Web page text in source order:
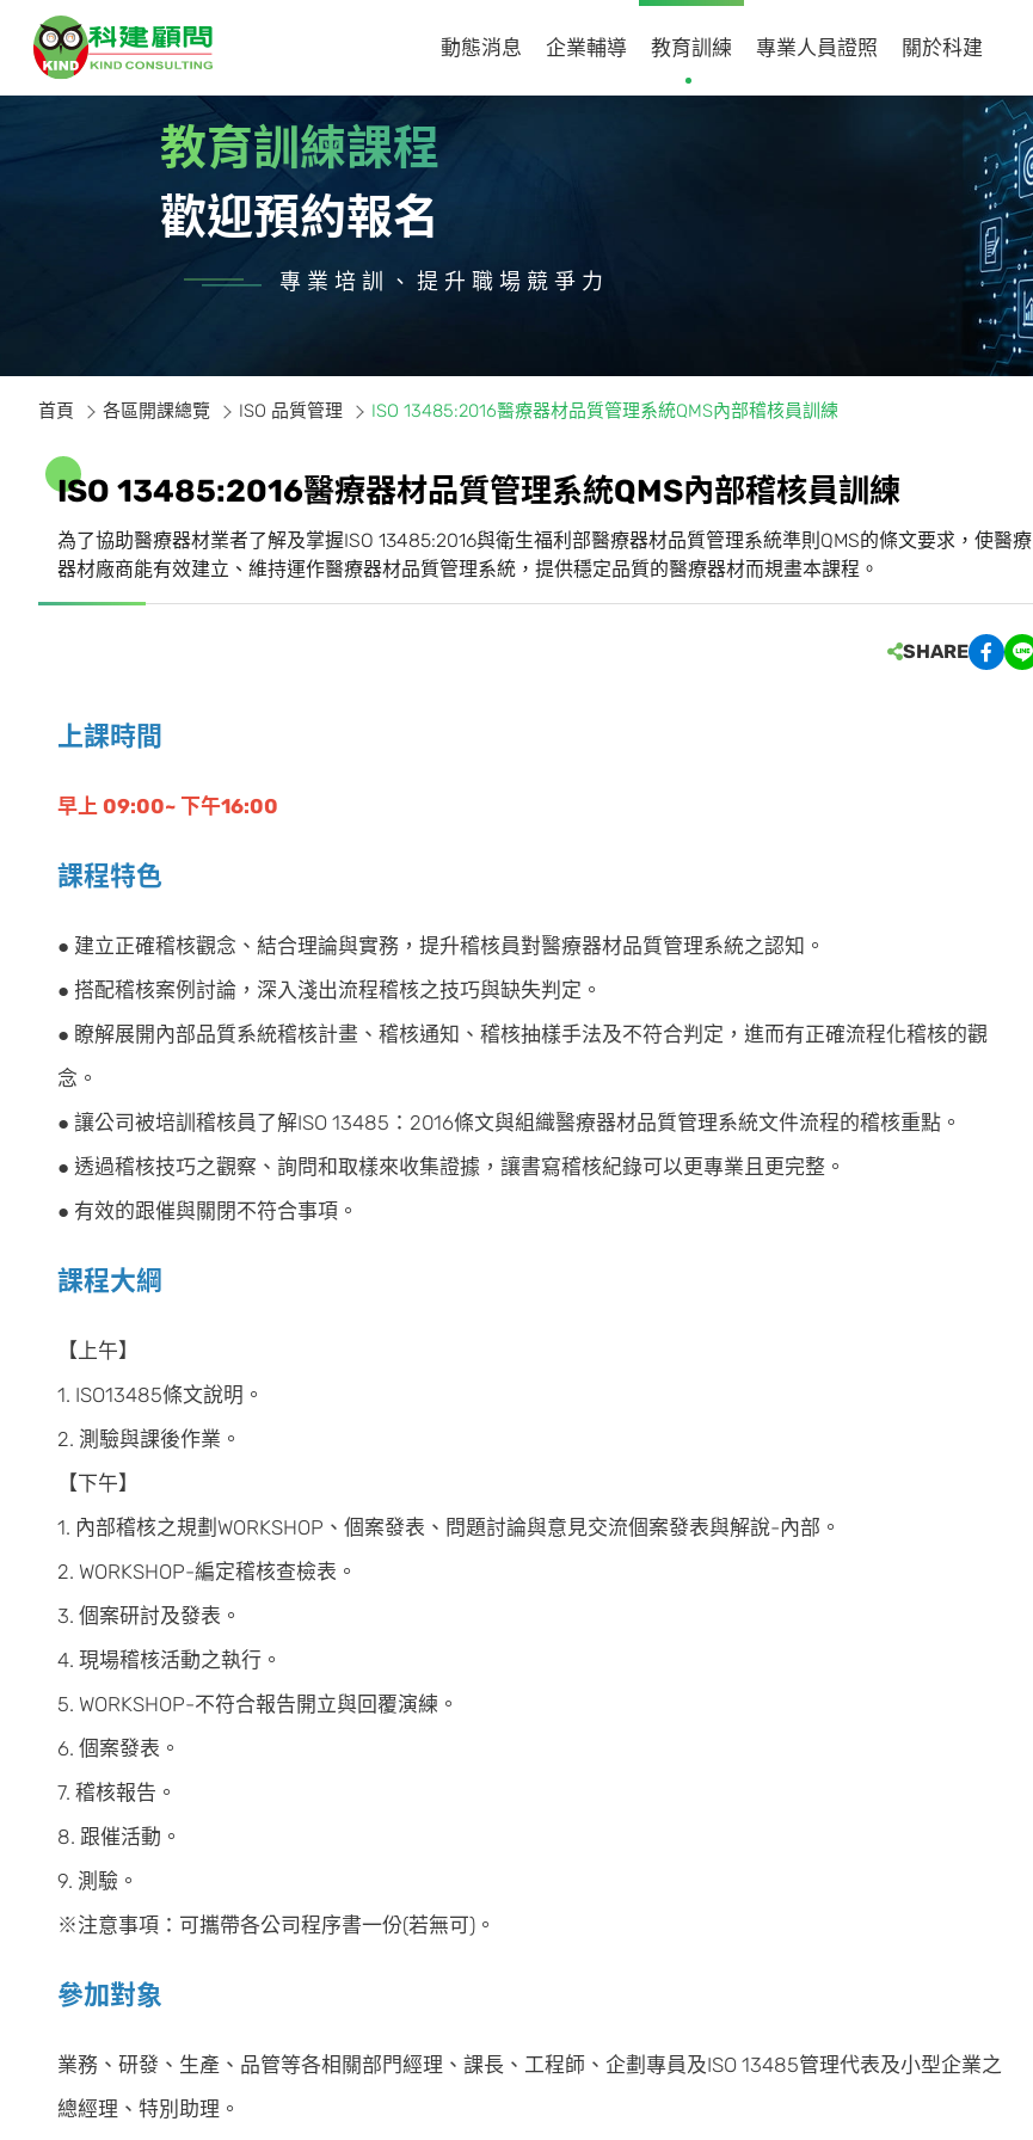
動態消息 企業輔導 教育訓練 專業人員證照 關於科建
教育訓練課程
歡迎預約報名
專業培訓、提升職場競爭力
首頁 各區開課總覽 ISO 品質管理 ISO 13485:2016醫療器材品質管理系統QMS內部稽核員訓練
ISO 13485:2016醫療器材品質管理系統QMS內部稽核員訓練
為了協助醫療器材業者了解及掌握ISO 13485:2016與衛生福利部醫療器材品質管理系統準則QMS的條文要求，使醫療
器材廠商能有效建立、維持運作醫療器材品質管理系統，提供穩定品質的醫療器材而規畫本課程。
SHARE
上課時間
早上 09:00~ 下午16:00
課程特色
● 建立正確稽核觀念、結合理論與實務，提升稽核員對醫療器材品質管理系統之認知。
● 搭配稽核案例討論，深入淺出流程稽核之技巧與缺失判定。
● 瞭解展開內部品質系統稽核計畫、稽核通知、稽核抽樣手法及不符合判定，進而有正確流程化稽核的觀
念。
● 讓公司被培訓稽核員了解ISO 13485：2016條文與組織醫療器材品質管理系統文件流程的稽核重點。
● 透過稽核技巧之觀察、詢問和取樣來收集證據，讓書寫稽核紀錄可以更專業且更完整。
● 有效的跟催與關閉不符合事項。
課程大綱
【上午】
1. ISO13485條文說明。
2. 測驗與課後作業。
【下午】
1. 內部稽核之規劃WORKSHOP、個案發表、問題討論與意見交流個案發表與解說-內部。
2. WORKSHOP-編定稽核查檢表。
3. 個案研討及發表。
4. 現場稽核活動之執行。
5. WORKSHOP-不符合報告開立與回覆演練。
6. 個案發表。
7. 稽核報告。
8. 跟催活動。
9. 測驗。
※注意事項：可攜帶各公司程序書一份(若無可)。
參加對象
業務、研發、生產、品管等各相關部門經理、課長、工程師、企劃專員及ISO 13485管理代表及小型企業之
總經理、特別助理。